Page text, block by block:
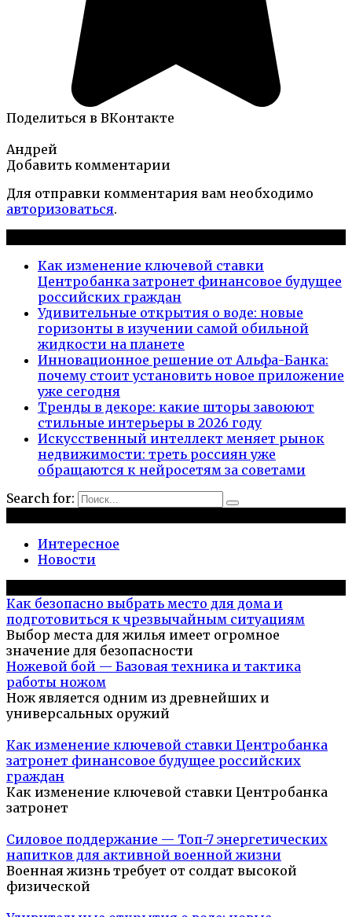
Поделиться в ВКонтакте
Андрей
Добавить комментарии
Для отправки комментария вам необходимо
авторизоваться.
Как изменение ключевой ставки
Центробанка затронет финансовое будущее
российских граждан
Удивительные открытия о воде: новые
горизонты в изучении самой обильной
жидкости на планете
Инновационное решение от Альфа-Банка:
почему стоит установить новое приложение
уже сегодня
Тренды в декоре: какие шторы завоюют
стильные интерьеры в 2026 году
Искусственный интеллект меняет рынок
недвижимости: треть россиян уже
обращаются к нейросетям за советами
Search for:
Интересное
Новости
Как безопасно выбрать место для дома и
подготовиться к чрезвычайным ситуациям
Выбор места для жилья имеет огромное
значение для безопасности
Ножевой бой — Базовая техника и тактика
работы ножом
Нож является одним из древнейших и
универсальных оружий
Как изменение ключевой ставки Центробанка
затронет финансовое будущее российских
граждан
Как изменение ключевой ставки Центробанка
затронет
Силовое поддержание — Топ-7 энергетических
напитков для активной военной жизни
Военная жизнь требует от солдат высокой
физической